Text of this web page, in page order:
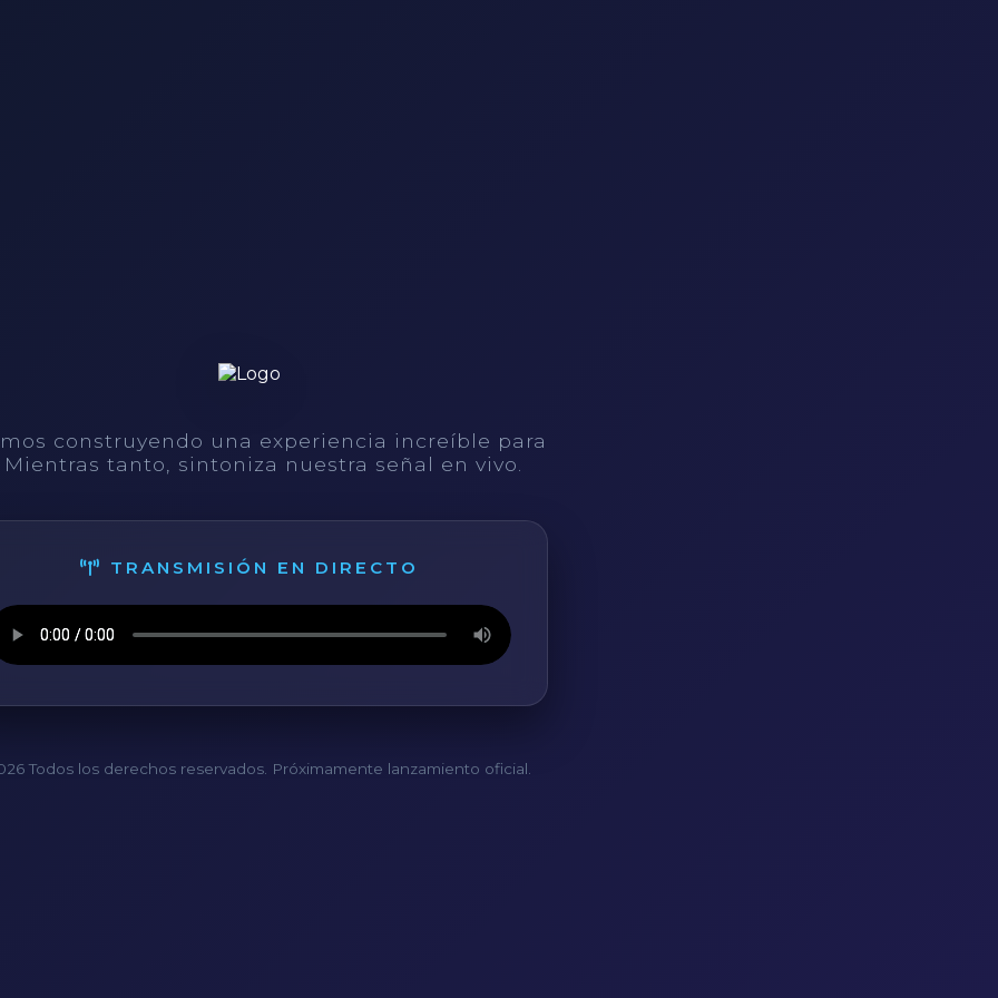
construyendo una experiencia increíble para
tanto, sintoniza nuestra señal en vivo.
TRANSMISIÓN EN DIRECTO
Todos los derechos reservados. Próximamente lanzamiento oficial.